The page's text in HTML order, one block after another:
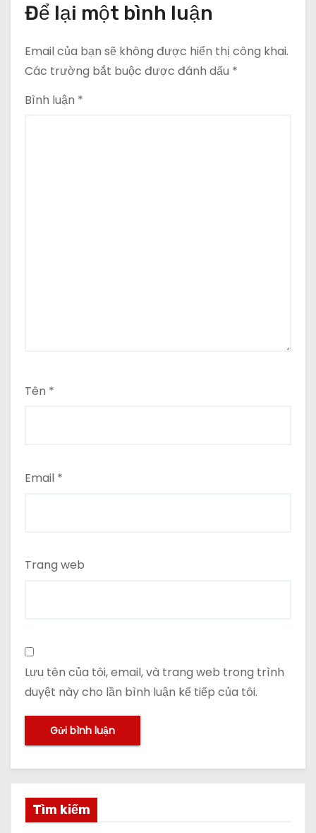
Để lại một bình luận
Email của bạn sẽ không được hiển thị công khai.
Các trường bắt buộc được đánh dấu *
Bình luận *
Tên *
Email *
Trang web
Lưu tên của tôi, email, và trang web trong trình
duyệt này cho lần bình luận kế tiếp của tôi.
Tìm kiếm